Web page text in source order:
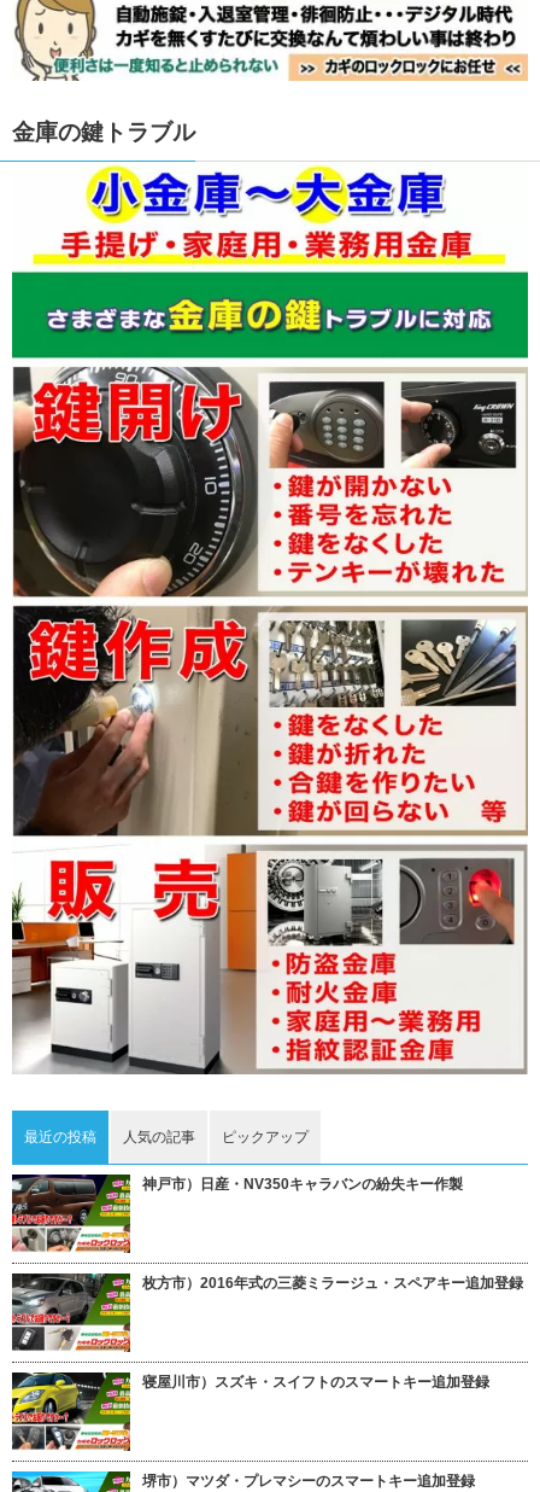
金庫の鍵トラブル
最近の投稿 人気の記事 ピックアップ
神戸市）日産・NV350キャラバンの紛失キー作製
枚方市）2016年式の三菱ミラージュ・スペアキー追加登録
寝屋川市）スズキ・スイフトのスマートキー追加登録
堺市）マツダ・プレマシーのスマートキー追加登録